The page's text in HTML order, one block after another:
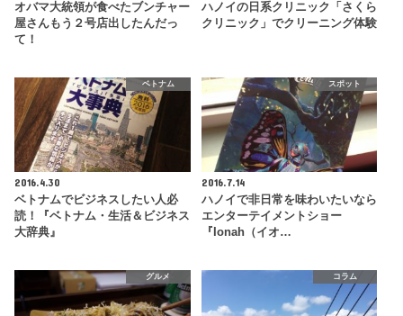
オバマ大統領が食べたブンチャー
屋さんもう２号店出したんだっ
て！
ハノイの日系クリニック「さくら
クリニック」でクリーニング体験
ベトナム
2016.4.30
ベトナムでビジネスしたい人必
読！『ベトナム・生活＆ビジネス
大辞典』
スポット
2016.7.14
ハノイで非日常を味わいたいなら
エンターテイメントショー
『Ionah（イオ…
グルメ コラム